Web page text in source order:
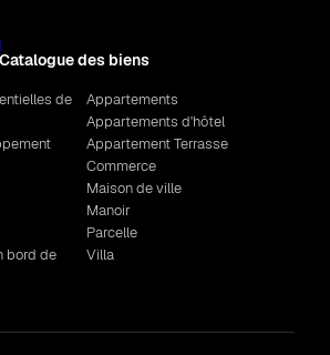
Catalogue des biens
de
bord de
Appartements
Appartements d'hôtel
Appartement Terrasse
Commerce
Maison de ville
Manoir
Parcelle
Villa